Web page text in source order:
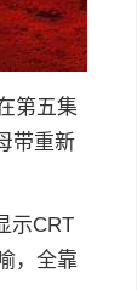
第五集
带重新
示CRT
，全靠